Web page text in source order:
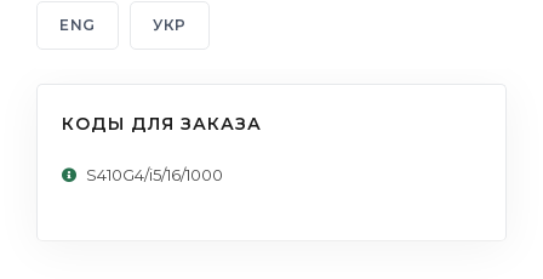
ENG УКР
КОДЫ ДЛЯ ЗАКАЗА
S410G4/i5/16/1000